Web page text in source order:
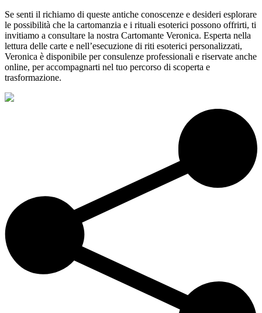
Se senti il richiamo di queste antiche conoscenze e desideri esplorare
le possibilità che la cartomanzia e i rituali esoterici possono offrirti, ti
invitiamo a consultare la nostra Cartomante Veronica. Esperta nella
lettura delle carte e nell’esecuzione di riti esoterici personalizzati,
Veronica è disponibile per consulenze professionali e riservate anche
online, per accompagnarti nel tuo percorso di scoperta e
trasformazione.